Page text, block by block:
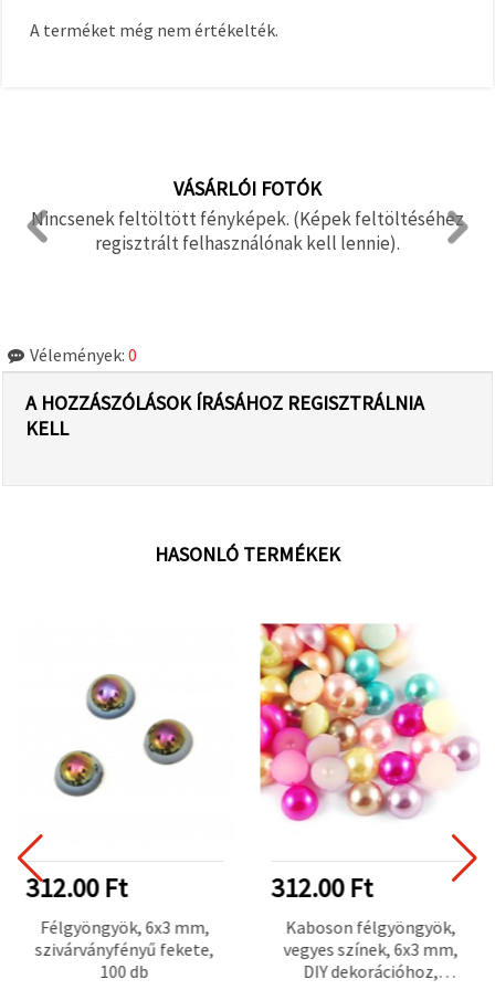
A terméket még nem értékelték.
VÁSÁRLÓI FOTÓK
Nincsenek feltöltött fényképek. (Képek feltöltéséhez
regisztrált felhasználónak kell lennie).
Vélemények: 0
A HOZZÁSZÓLÁSOK ÍRÁSÁHOZ REGISZTRÁLNIA
KELL
HASONLÓ TERMÉKEK
312.00 Ft
Félgyöngyök, 6x3 mm,
szivárványfényű fekete,
100 db
312.00 Ft
Kaboson félgyöngyök,
vegyes színek, 6x3 mm,
DIY dekorációhoz,